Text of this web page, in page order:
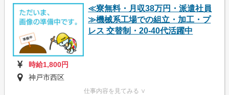
≪寮無料・月収38万円・派遣社員
≫機械系工場での組立・加工・プ
レス 交替制・20-40代活躍中
時給1,800円
神戸市西区
仕事内容を見てみる ∨